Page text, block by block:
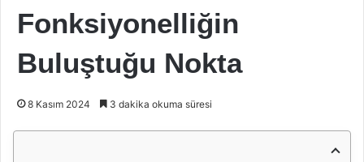
Fonksiyonelliğin
Buluştuğu Nokta
8 Kasım 2024 3 dakika okuma süresi